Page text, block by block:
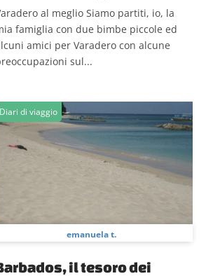
al meglio Siamo partiti, io, la
famiglia con due bimbe piccole ed
amici per Varadero con alcune
sul...
Diari di viaggio
emanuela t.
il tesoro dei